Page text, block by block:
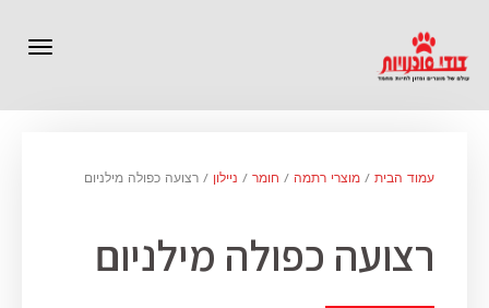
עמוד הבית / מוצרי רתמה / חומר / ניילון / רצועה כפולה מילניום
רצועה כפולה מילניום